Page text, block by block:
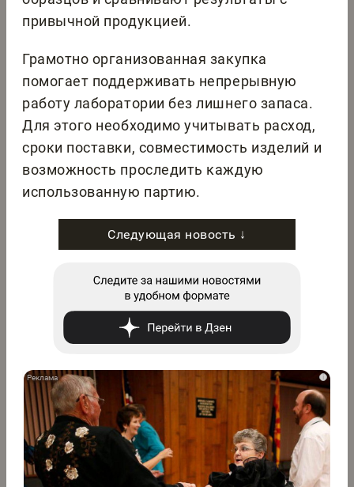
привычной продукцией.
Грамотно организованная закупка
помогает поддерживать непрерывную
работу лаборатории без лишнего запаса.
Для этого необходимо учитывать расход,
сроки поставки, совместимость изделий и
возможность проследить каждую
использованную партию.
Следующая новость ↓
i